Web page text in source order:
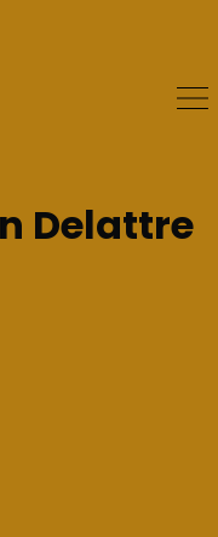
Delattre